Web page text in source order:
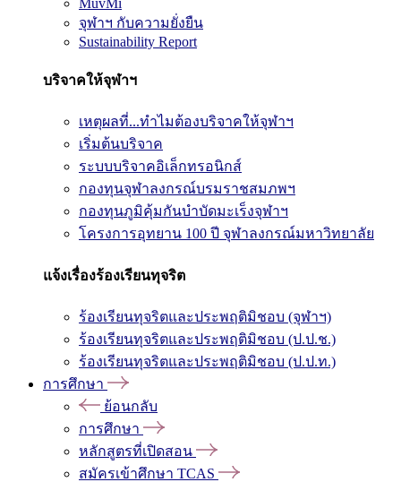
จุฬาฯ กับความยั่งยืน
Sustainability Report
บริจาคให้จุฬาฯ
เหตุผลที่...ทำไมต้องบริจาคให้จุฬาฯ
เริ่มต้นบริจาค
ระบบบริจาคอิเล็กทรอนิกส์
กองทุนจุฬาลงกรณ์บรมราชสมภพฯ
กองทุนภูมิคุ้มกันบำบัดมะเร็งจุฬาฯ
โครงการอุทยาน 100 ปี จุฬาลงกรณ์มหาวิทยาลัย
แจ้งเรื่องร้องเรียนทุจริต
ร้องเรียนทุจริตและประพฤติมิชอบ (จุฬาฯ)
ร้องเรียนทุจริตและประพฤติมิชอบ (ป.ป.ช.)
ร้องเรียนทุจริตและประพฤติมิชอบ (ป.ป.ท.)
การศึกษา
ย้อนกลับ
การศึกษา
หลักสูตรที่เปิดสอน
สมัครเข้าศึกษา TCAS